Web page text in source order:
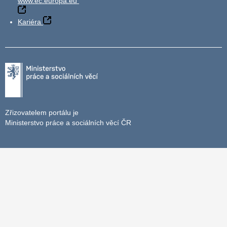
Kariéra
Zřizovatelem portálu je
Ministerstvo práce a sociálních věcí ČR